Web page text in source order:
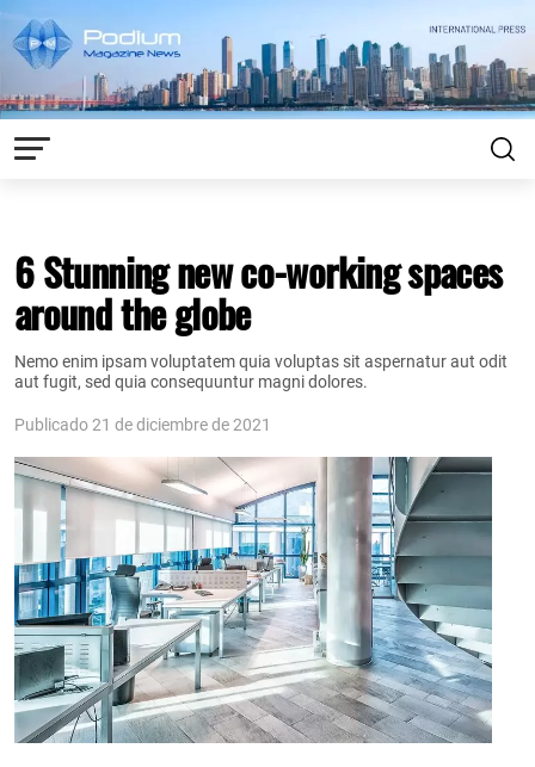
6 Stunning new co-working spaces
around the globe
Nemo enim ipsam voluptatem quia voluptas sit aspernatur aut odit
aut fugit, sed quia consequuntur magni dolores.
Publicado 21 de diciembre de 2021